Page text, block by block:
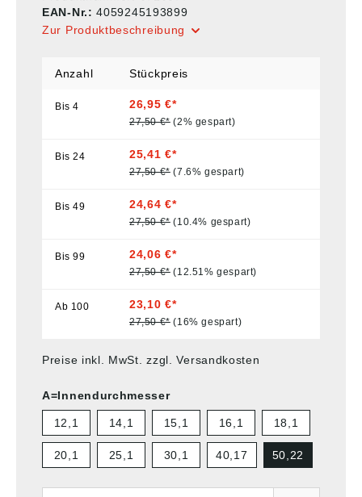
EAN-Nr.:4059245193899
Zur Produktbeschreibung
Anzahl Stückpreis
Bis4 26,95 €*
27,50 €* (2% gespart)
Bis24 25,41 €*
27,50 €* (7.6% gespart)
Bis49 24,64 €*
27,50 €* (10.4% gespart)
Bis99 24,06 €*
27,50 €* (12.51% gespart)
Ab 100 23,10 €*
27,50 €* (16% gespart)
Preise inkl. MwSt. zzgl. Versandkosten
A=Innendurchmesser
12,1 14,1 15,1 16,1 18,1
20,1 25,1 30,1 40,17 50,22